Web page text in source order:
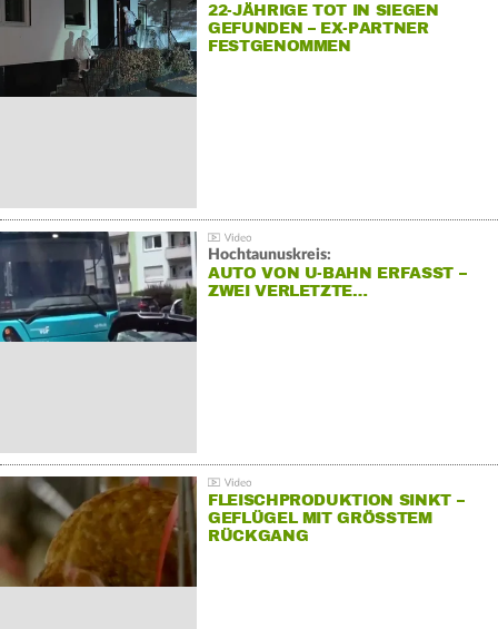
22-JÄHRIGE TOT IN SIEGEN
GEFUNDEN – EX-PARTNER
FESTGENOMMEN
Hochtaunuskreis:
AUTO VON U-BAHN ERFASST –
ZWEI VERLETZTE…
FLEISCHPRODUKTION SINKT –
GEFLÜGEL MIT GRÖSSTEM R
ÜCKGANG